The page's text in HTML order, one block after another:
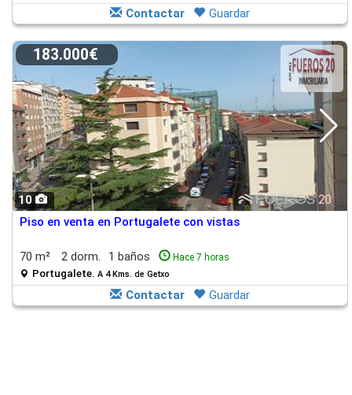
Contactar Guardar
10
183.000€
Piso en venta en Portugalete con vistas
70 m² 2 dorm. 1 baños Hace 7 horas
Portugalete. A 4 Kms. de Getxo
Contactar Guardar